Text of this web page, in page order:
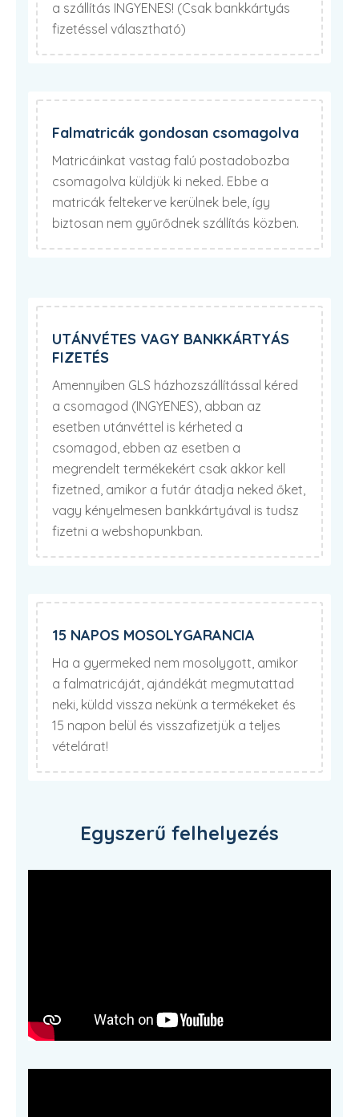
a szállítás INGYENES! (Csak bankkártyás
fizetéssel választható)
Falmatricák gondosan csomagolva
Matricáinkat vastag falú postadobozba
csomagolva küldjük ki neked. Ebbe a
matricák feltekerve kerülnek bele, így
biztosan nem gyűrődnek szállítás közben.
UTÁNVÉTES VAGY BANKKÁRTYÁS
FIZETÉS
Amennyiben GLS házhozszállítással kéred
a csomagod (INGYENES), abban az
esetben utánvéttel is kérheted a
csomagod, ebben az esetben a
megrendelt termékekért csak akkor kell
fizetned, amikor a futár átadja neked őket,
vagy kényelmesen bankkártyával is tudsz
fizetni a webshopunkban.
15 NAPOS MOSOLYGARANCIA
Ha a gyermeked nem mosolygott, amikor
a falmatricáját, ajándékát megmutattad
neki, küldd vissza nekünk a termékeket és
15 napon belül és visszafizetjük a teljes
vételárat!
Egyszerű felhelyezés